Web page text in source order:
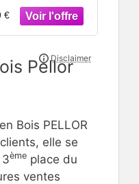
€
Pellor
Bois PELLOR
elle se
3ème place du
ventes